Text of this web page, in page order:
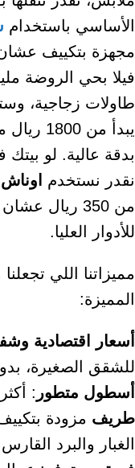
الأساسي باستخدام
مجهزة بتكييف
فيلا بحي الروضة
طاولات زجاجية،
يبدأ
بدقة عالية. لو
نقدر نستخدم
من 350 ريال
للأدوار العليا.
مميزاتنا اللي
المميزة:
أسعار اقتصادية
للشقق الصغيرة،
أسطول متطور : أكثر
طريف مزودة
الغبار والبرد